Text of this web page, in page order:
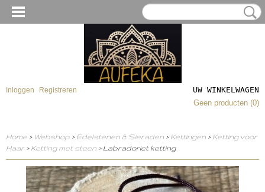
Inloggen Registreren
UW WINKELWAGEN
Geen producten (0)
Home > Webshop > Edelstenen & Sieraden > Kettingen > Ketting voor
Haar > Ketting met steen > Labradoriet ketting